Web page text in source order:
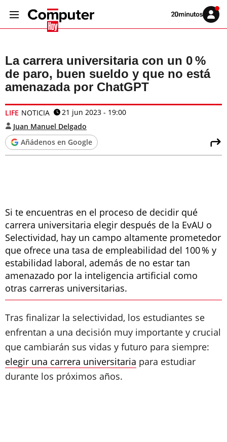
Volver
Iniciar
sesión
La carrera universitaria con un 0 %
de paro, buen sueldo y que no está
amenazada por ChatGPT
LIFE NOTICIA
21 jun 2023 - 19:00
Juan Manuel Delgado
Añádenos en Google
Si te encuentras en el proceso de decidir qué
carrera universitaria elegir después de la EvAU o
Selectividad, hay un campo altamente prometedor
que ofrece una tasa de empleabilidad del 100 % y
estabilidad laboral, además de no estar tan
amenazado por la inteligencia artificial como
otras carreras universitarias.
Tras finalizar la selectividad, los estudiantes se
enfrentan a una decisión muy importante y crucial
que cambiarán sus vidas y futuro para siempre:
elegir una carrera universitaria para estudiar
durante los próximos años.